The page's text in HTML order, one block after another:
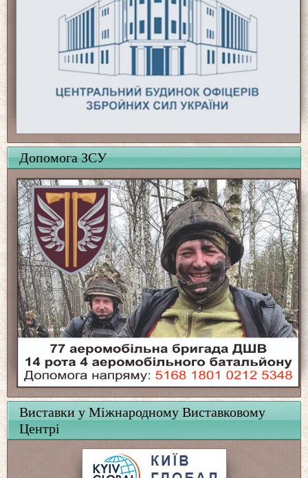
Допомога ЗСУ
Виставки у Міжнародному Виставковому
Центрі